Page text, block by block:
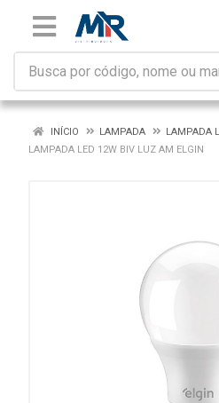
INÍCIO LAMPADA
LAMPADA
LAMPADA LED 12W BIV LUZ AM ELGIN